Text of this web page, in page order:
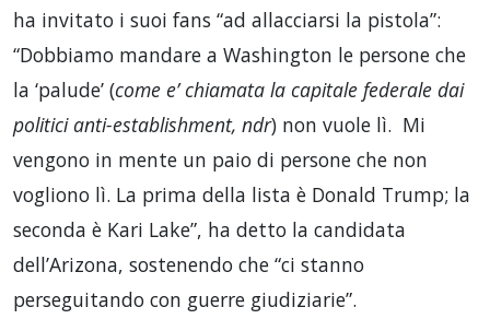
ha invitato i suoi fans “ad allacciarsi la pistola”:
“Dobbiamo mandare a Washington le persone che
la ‘palude’ (come e’ chiamata la capitale federale dai
politici anti-establishment, ndr) non vuole lì. Mi
vengono in mente un paio di persone che non
vogliono lì. La prima della lista è Donald Trump; la
seconda è Kari Lake”, ha detto la candidata
dell’Arizona, sostenendo che “ci stanno
perseguitando con guerre giudiziarie”.